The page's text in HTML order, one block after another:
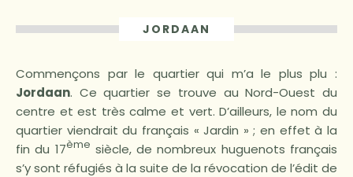
JORDAAN
Commençons par le quartier qui m’a le plus plu :
Jordaan. Ce quartier se trouve au Nord-Ouest du
centre et est très calme et vert. D’ailleurs, le nom du
quartier viendrait du français « Jardin » ; en effet à la
fin du 17ème siècle, de nombreux huguenots français
s’y sont réfugiés à la suite de la révocation de l’édit de